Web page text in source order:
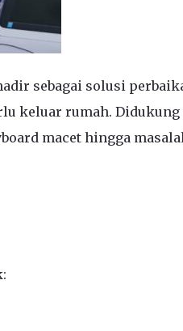
sebagai solusi
keluar rumah.
macet hingga